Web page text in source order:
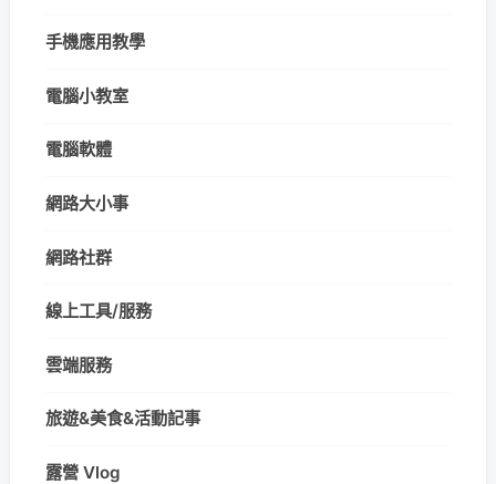
手機應用教學
電腦小教室
電腦軟體
網路大小事
網路社群
線上工具/服務
雲端服務
旅遊&美食&活動記事
露營 Vlog